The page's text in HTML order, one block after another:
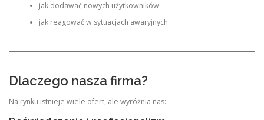
jak dodawać nowych użytkowników
jak reagować w sytuacjach awaryjnych
Dlaczego nasza firma?
Na rynku istnieje wiele ofert, ale wyróżnia nas: